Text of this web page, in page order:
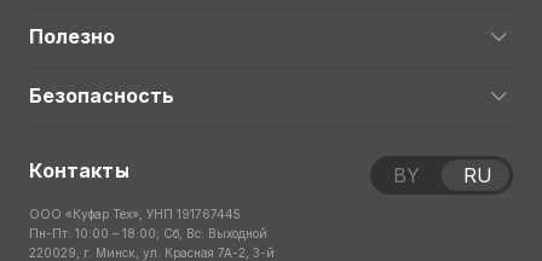
Полезно
Безопасность
Контакты
ООО «Куфар Тех», УНП 191767445
Пн-Пт: 10:00 – 18:00; Сб, Вс: Выходной
220029, г. Минск, ул. Красная 7А-2, 3-й
BY RU